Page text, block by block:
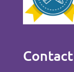
Contact